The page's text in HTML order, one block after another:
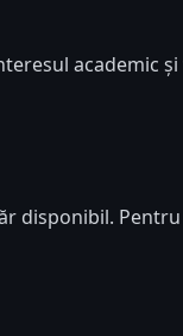
academic
disponibil.